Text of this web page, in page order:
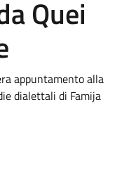
Quei
appuntamento alla
dialettali di Famija